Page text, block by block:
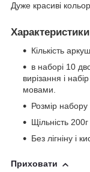
Дуже красиві
Характеристики
Кількість
в наборі 10
вирізання і
мовами.
Розмір
Щільність
Без лігніну і
Приховати